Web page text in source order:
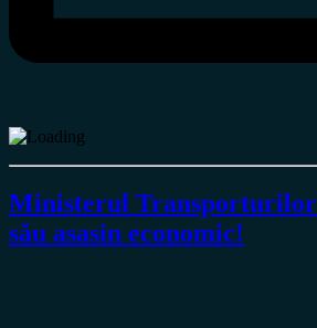
Ministerul
său asasin economic!